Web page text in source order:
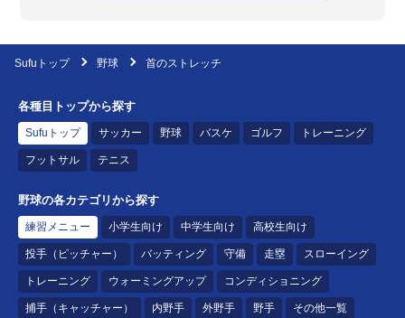
Sufuトップ 野球 首のストレッチ
各種目トップから探す
Sufuトップ サッカー 野球 バスケ ゴルフ トレーニング
フットサル テニス
野球の各カテゴリから探す
練習メニュー 小学生向け 中学生向け 高校生向け
投手（ピッチャー） バッティング 守備 走塁 スローイング
トレーニング ウォーミングアップ コンディショニング
捕手（キャッチャー） 内野手 外野手 野手 その他一覧